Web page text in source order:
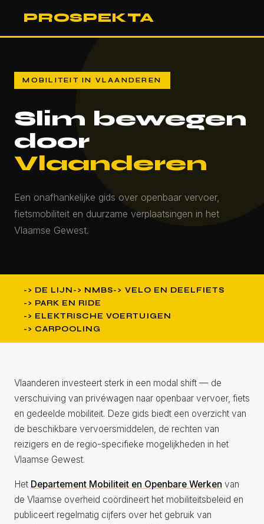
PROSPEKTA
MOBILITEIT IN VLAANDEREN
Slim bewegen
door
Vlaanderen
Een onafhankelijke gids over openbaar vervoer,
fietsmobiliteit en duurzame verplaatsingen in het
Vlaamse Gewest.
DE LIJN NMBS
VELO EN DEELFIETS
PARK EN RIDE
ELEKTRISCHE VOERTUIGEN
CARPOOLING
Vlaanderen investeert sterk in een modal shift — de
verschuiving van privéwagen naar openbaar vervoer, fiets
en gedeelde mobiliteit. Deze gids biedt een overzicht van
de beschikbare vervoersmiddelen, de rechten van
reizigers en de regio-specifieke mogelijkheden in het
Vlaamse Gewest.
Het Departement Mobiliteit en Openbare Werken van
de Vlaamse overheid coördineert het mobiliteitsbeleid en
publiceert regelmatig cijfers over het gebruik van